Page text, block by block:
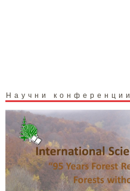
Научни конференции